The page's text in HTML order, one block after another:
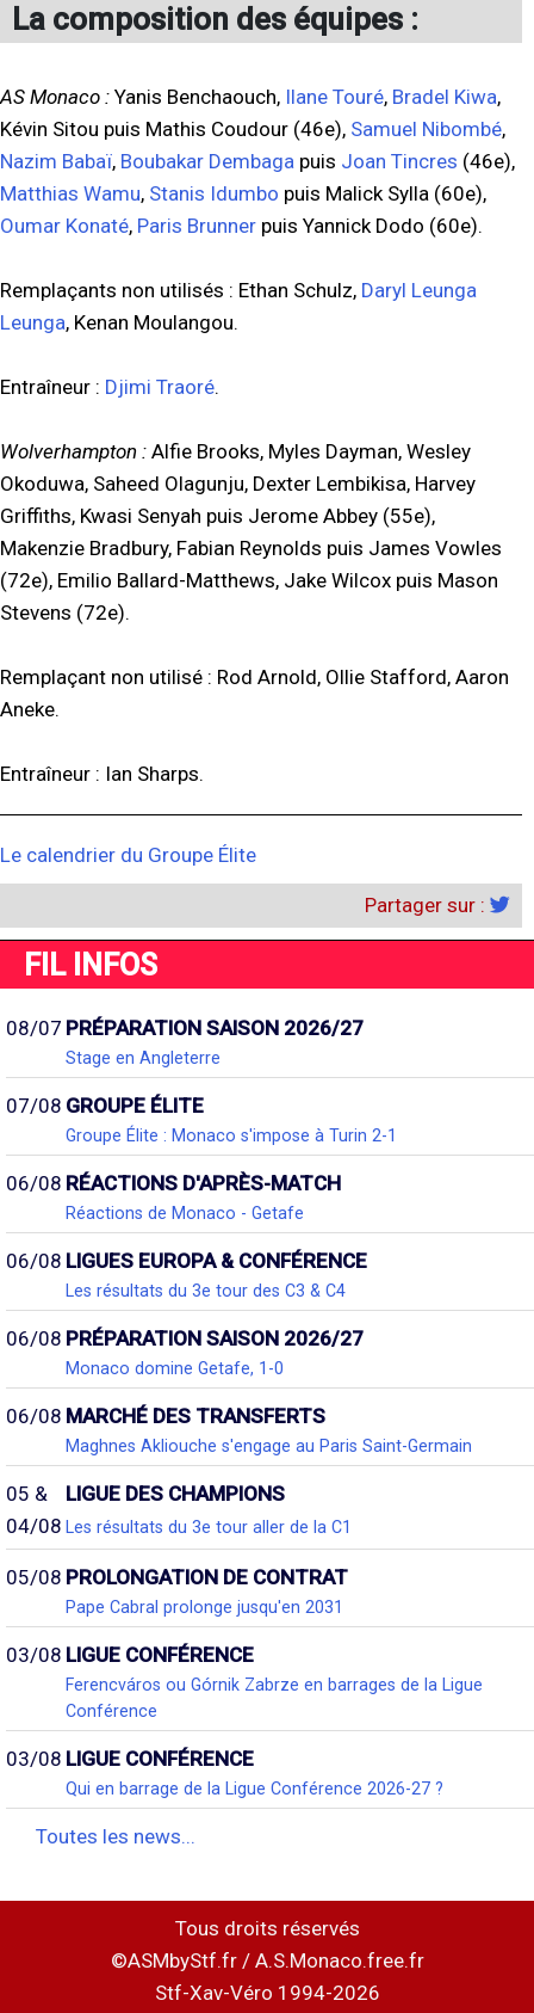
La composition des équipes :
AS Monaco : Yanis Benchaouch, Ilane Touré, Bradel Kiwa,
Kévin Sitou puis Mathis Coudour (46e), Samuel Nibombé,
Nazim Babaï, Boubakar Dembaga puis Joan Tincres (46e),
Matthias Wamu, Stanis Idumbo puis Malick Sylla (60e),
Oumar Konaté, Paris Brunner puis Yannick Dodo (60e).
Remplaçants non utilisés : Ethan Schulz, Daryl Leunga
Leunga, Kenan Moulangou.
Entraîneur : Djimi Traoré.
Wolverhampton : Alfie Brooks, Myles Dayman, Wesley
Okoduwa, Saheed Olagunju, Dexter Lembikisa, Harvey
Griffiths, Kwasi Senyah puis Jerome Abbey (55e),
Makenzie Bradbury, Fabian Reynolds puis James Vowles
(72e), Emilio Ballard-Matthews, Jake Wilcox puis Mason
Stevens (72e).
Remplaçant non utilisé : Rod Arnold, Ollie Stafford, Aaron
Aneke.
Entraîneur : Ian Sharps.
Le calendrier du Groupe Élite
Partager sur :
FIL INFOS
08/07 PRÉPARATION SAISON 2026/27
Stage en Angleterre
07/08 GROUPE ÉLITE
Groupe Élite : Monaco s'impose à Turin 2-1
06/08 RÉACTIONS D'APRÈS-MATCH
Réactions de Monaco - Getafe
06/08 LIGUES EUROPA & CONFÉRENCE
Les résultats du 3e tour des C3 & C4
06/08 PRÉPARATION SAISON 2026/27
Monaco domine Getafe, 1-0
06/08 MARCHÉ DES TRANSFERTS
Maghnes Akliouche s'engage au Paris Saint-Germain
05 &
04/08
LIGUE DES CHAMPIONS
Les résultats du 3e tour aller de la C1
05/08 PROLONGATION DE CONTRAT
Pape Cabral prolonge jusqu'en 2031
03/08 LIGUE CONFÉRENCE
Ferencváros ou Górnik Zabrze en barrages de la Ligue
Conférence
03/08 LIGUE CONFÉRENCE
Qui en barrage de la Ligue Conférence 2026-27 ?
Toutes les news...
Tous droits réservés
©ASMbyStf.fr / A.S.Monaco.free.fr
Stf-Xav-Véro 1994-2026